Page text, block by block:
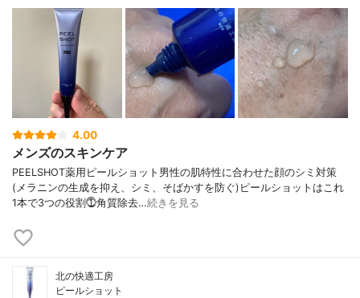
4.00
メンズのスキンケア
PEELSHOT薬用ピールショット男性の肌特性に合わせた顔のシミ対策
(メラニンの生成を抑え、シミ、そばかすを防ぐ)ピールショットはこれ
1本で3つの役割⓵角質除去…続きを見る
北の快適工房
ピールショット